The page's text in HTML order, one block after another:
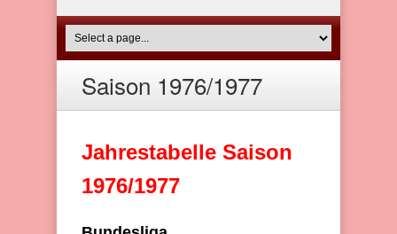
Saison 1976/1977
Jahrestabelle Saison
1976/1977